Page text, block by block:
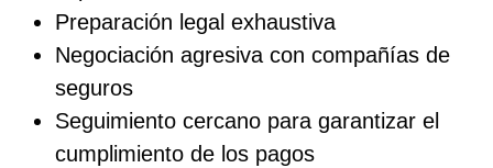
Preparación legal exhaustiva
Negociación agresiva con compañías de
seguros
Seguimiento cercano para garantizar el
cumplimiento de los pagos